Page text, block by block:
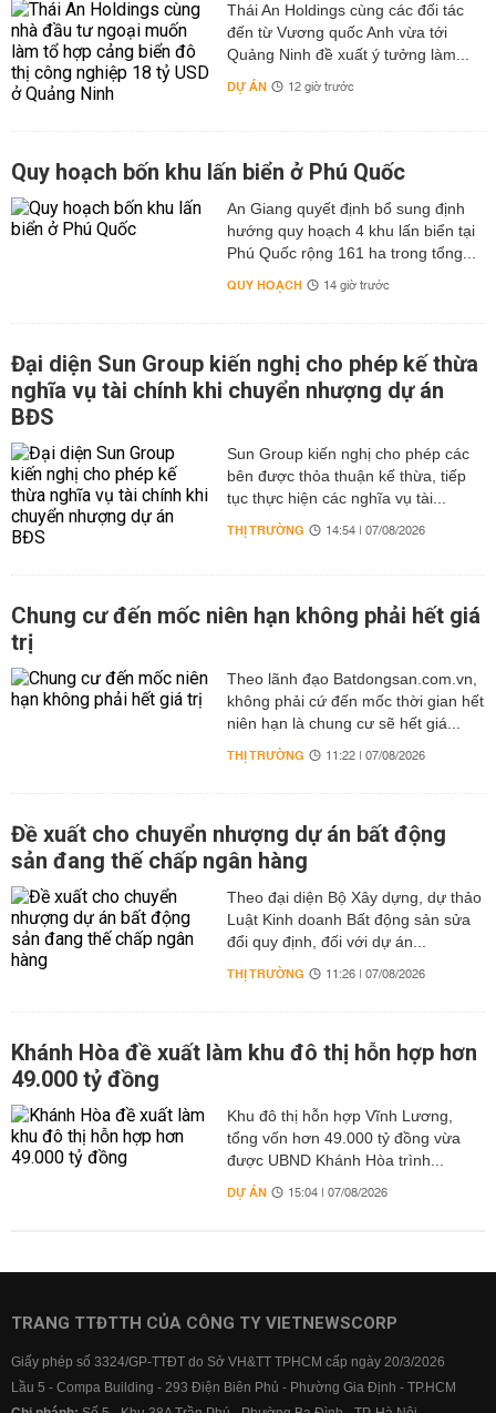
Thái An Holdings cùng các đối tác
đến từ Vương quốc Anh vừa tới
Quảng Ninh đề xuất ý tưởng làm...
DỰ ÁN 12 giờ trước
Quy hoạch bốn khu lấn biển ở Phú Quốc
An Giang quyết định bổ sung định
hướng quy hoạch 4 khu lấn biển tại
Phú Quốc rộng 161 ha trong tổng...
QUY HOẠCH 14 giờ trước
Đại diện Sun Group kiến nghị cho phép kế thừa
nghĩa vụ tài chính khi chuyển nhượng dự án
BĐS
Sun Group kiến nghị cho phép các
bên được thỏa thuận kế thừa, tiếp
tục thực hiện các nghĩa vụ tài...
THỊ TRƯỜNG 14:54 | 07/08/2026
Chung cư đến mốc niên hạn không phải hết giá
trị
Theo lãnh đạo Batdongsan.com.vn,
không phải cứ đến mốc thời gian hết
niên hạn là chung cư sẽ hết giá...
THỊ TRƯỜNG 11:22 | 07/08/2026
Đề xuất cho chuyển nhượng dự án bất động
sản đang thế chấp ngân hàng
Theo đại diện Bộ Xây dựng, dự thảo
Luật Kinh doanh Bất động sản sửa
đổi quy định, đối với dự án...
THỊ TRƯỜNG 11:26 | 07/08/2026
Khánh Hòa đề xuất làm khu đô thị hỗn hợp hơn
49.000 tỷ đồng
Khu đô thị hỗn hợp Vĩnh Lương,
tổng vốn hơn 49.000 tỷ đồng vừa
được UBND Khánh Hòa trình...
DỰ ÁN 15:04 | 07/08/2026
TRANG TTĐTTH CỦA CÔNG TY VIETNEWSCORP
Giấy phép số 3324/GP-TTĐT do Sở VH&TT TPHCM cấp ngày 20/3/2026
Lầu 5 - Compa Building - 293 Điện Biên Phủ - Phường Gia Định - TP.HCM